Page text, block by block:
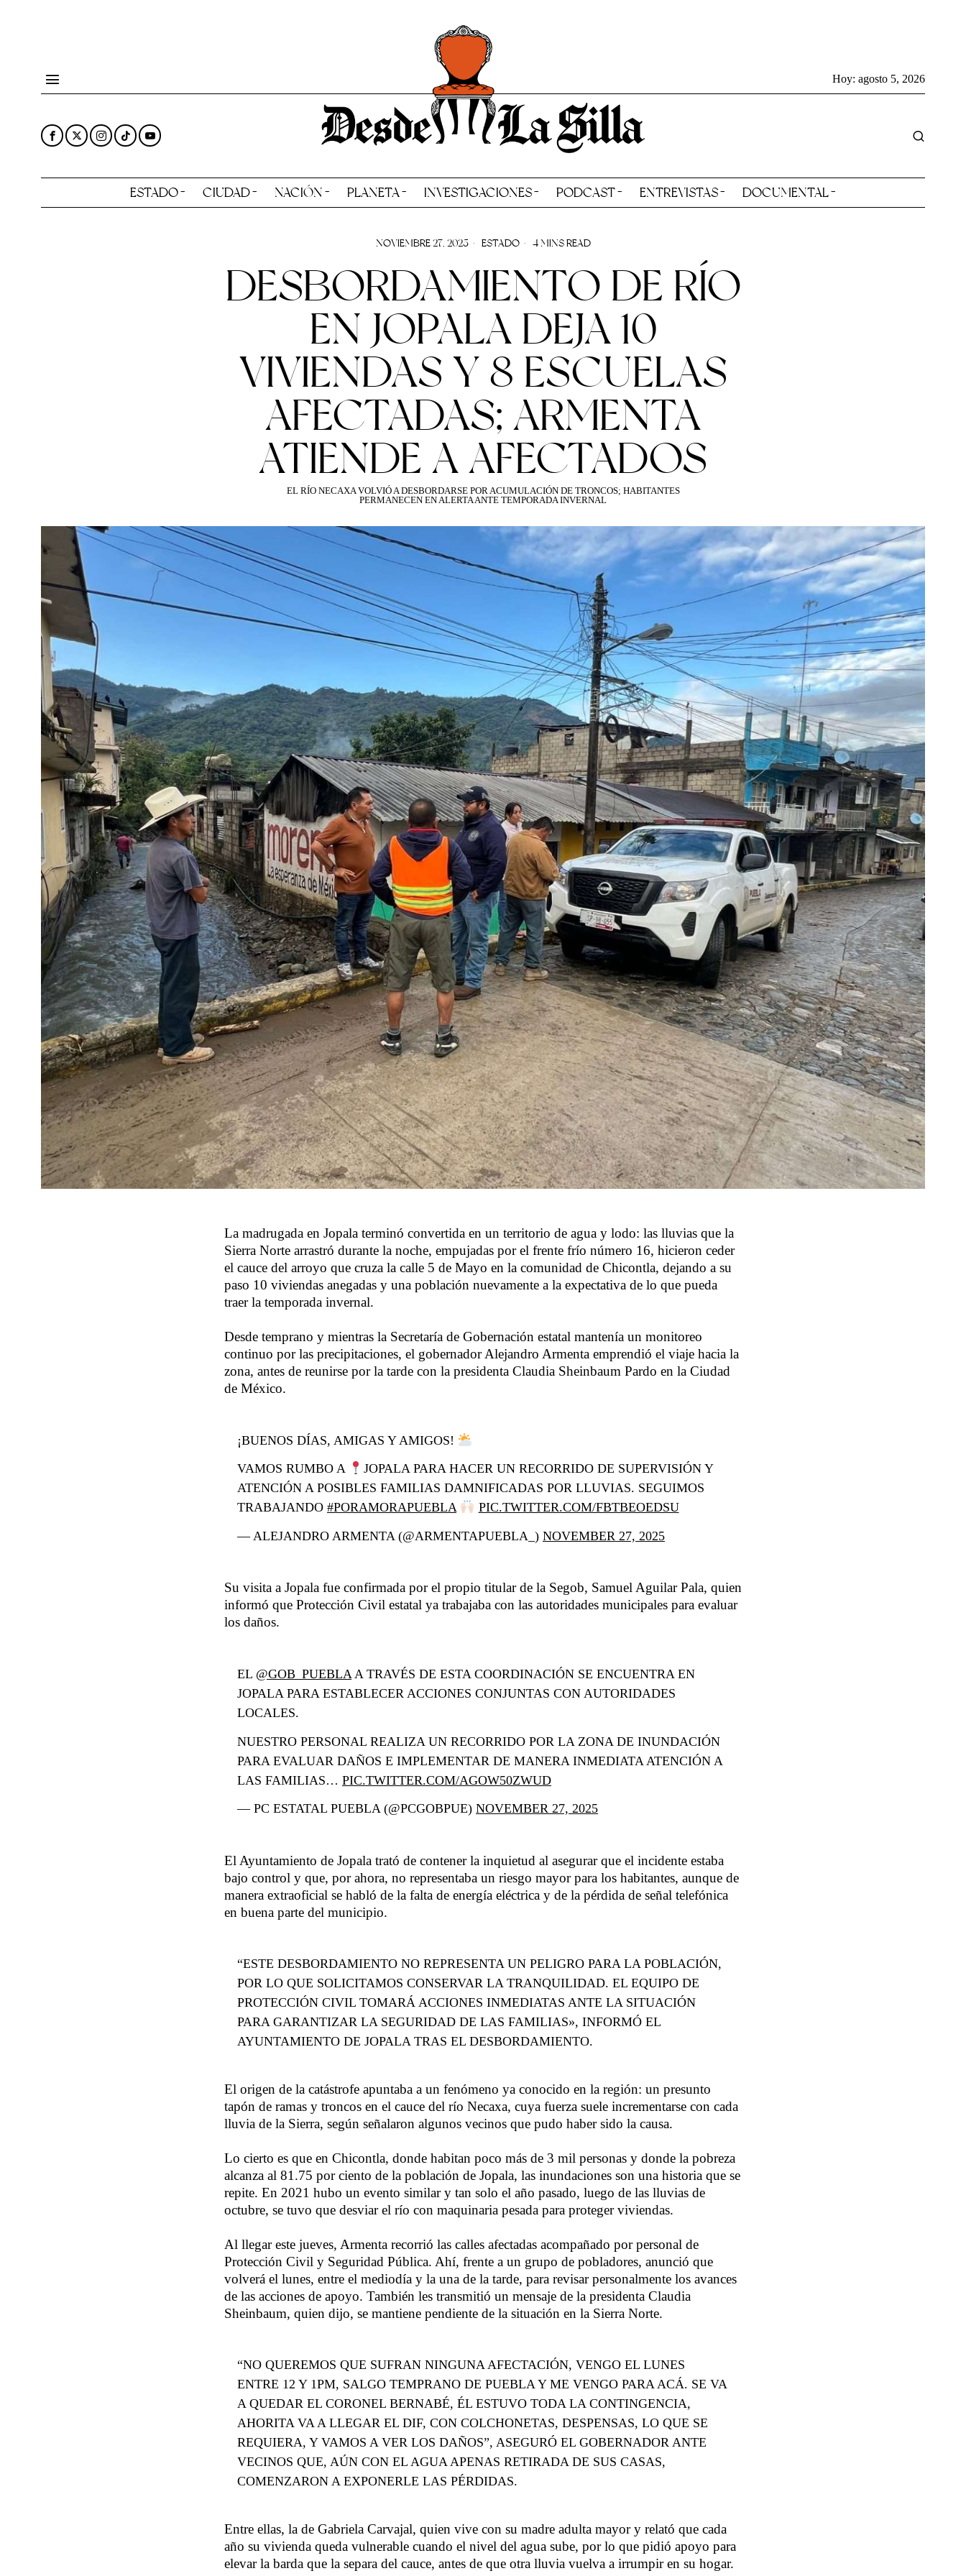
Hoy: agosto 5, 2026
ESTADO CIUDAD NACIÓN PLANETA INVESTIGACIONES PODCAST ENTREVISTAS DOCUMENTAL
NOVIEMBRE 27, 2025 ESTADO 4 MINS READ
DESBORDAMIENTO DE RÍO
EN JOPALA DEJA 10
VIVIENDAS Y 8 ESCUELAS
AFECTADAS; ARMENTA
ATIENDE A AFECTADOS
EL RÍO NECAXA VOLVIÓ A DESBORDARSE POR ACUMULACIÓN DE TRONCOS; HABITANTES
PERMANECEN EN ALERTA ANTE TEMPORADA INVERNAL
La madrugada en Jopala terminó convertida en un territorio de agua y lodo: las lluvias que la
Sierra Norte arrastró durante la noche, empujadas por el frente frío número 16, hicieron ceder
el cauce del arroyo que cruza la calle 5 de Mayo en la comunidad de Chicontla, dejando a su
paso 10 viviendas anegadas y una población nuevamente a la expectativa de lo que pueda
traer la temporada invernal.
Desde temprano y mientras la Secretaría de Gobernación estatal mantenía un monitoreo
continuo por las precipitaciones, el gobernador Alejandro Armenta emprendió el viaje hacia la
zona, antes de reunirse por la tarde con la presidenta Claudia Sheinbaum Pardo en la Ciudad
de México.
¡BUENOS DÍAS, AMIGAS Y AMIGOS!
VAMOS RUMBO A
JOPALA PARA HACER UN RECORRIDO DE SUPERVISIÓN Y
ATENCIÓN A POSIBLES FAMILIAS DAMNIFICADAS POR LLUVIAS. SEGUIMOS
TRABAJANDO #PORAMORAPUEBLA
PIC.TWITTER.COM/FBTBEOEDSU
— ALEJANDRO ARMENTA (@ARMENTAPUEBLA_) NOVEMBER 27, 2025
Su visita a Jopala fue confirmada por el propio titular de la Segob, Samuel Aguilar Pala, quien
informó que Protección Civil estatal ya trabajaba con las autoridades municipales para evaluar
los daños.
EL @GOB_PUEBLA A TRAVÉS DE ESTA COORDINACIÓN SE ENCUENTRA EN
JOPALA PARA ESTABLECER ACCIONES CONJUNTAS CON AUTORIDADES
LOCALES.
NUESTRO PERSONAL REALIZA UN RECORRIDO POR LA ZONA DE INUNDACIÓN
PARA EVALUAR DAÑOS E IMPLEMENTAR DE MANERA INMEDIATA ATENCIÓN A
LAS FAMILIAS… PIC.TWITTER.COM/AGOW50ZWUD
— PC ESTATAL PUEBLA (@PCGOBPUE) NOVEMBER 27, 2025
El Ayuntamiento de Jopala trató de contener la inquietud al asegurar que el incidente estaba
bajo control y que, por ahora, no representaba un riesgo mayor para los habitantes, aunque de
manera extraoficial se habló de la falta de energía eléctrica y de la pérdida de señal telefónica
en buena parte del municipio.
“ESTE DESBORDAMIENTO NO REPRESENTA UN PELIGRO PARA LA POBLACIÓN,
POR LO QUE SOLICITAMOS CONSERVAR LA TRANQUILIDAD. EL EQUIPO DE
PROTECCIÓN CIVIL TOMARÁ ACCIONES INMEDIATAS ANTE LA SITUACIÓN
PARA GARANTIZAR LA SEGURIDAD DE LAS FAMILIAS», INFORMÓ EL
AYUNTAMIENTO DE JOPALA TRAS EL DESBORDAMIENTO.
El origen de la catástrofe apuntaba a un fenómeno ya conocido en la región: un presunto
tapón de ramas y troncos en el cauce del río Necaxa, cuya fuerza suele incrementarse con cada
lluvia de la Sierra, según señalaron algunos vecinos que pudo haber sido la causa.
Lo cierto es que en Chicontla, donde habitan poco más de 3 mil personas y donde la pobreza
alcanza al 81.75 por ciento de la población de Jopala, las inundaciones son una historia que se
repite. En 2021 hubo un evento similar y tan solo el año pasado, luego de las lluvias de
octubre, se tuvo que desviar el río con maquinaria pesada para proteger viviendas.
Al llegar este jueves, Armenta recorrió las calles afectadas acompañado por personal de
Protección Civil y Seguridad Pública. Ahí, frente a un grupo de pobladores, anunció que
volverá el lunes, entre el mediodía y la una de la tarde, para revisar personalmente los avances
de las acciones de apoyo. También les transmitió un mensaje de la presidenta Claudia
Sheinbaum, quien dijo, se mantiene pendiente de la situación en la Sierra Norte.
“NO QUEREMOS QUE SUFRAN NINGUNA AFECTACIÓN, VENGO EL LUNES
ENTRE 12 Y 1PM, SALGO TEMPRANO DE PUEBLA Y ME VENGO PARA ACÁ. SE VA
A QUEDAR EL CORONEL BERNABÉ, ÉL ESTUVO TODA LA CONTINGENCIA,
AHORITA VA A LLEGAR EL DIF, CON COLCHONETAS, DESPENSAS, LO QUE SE
REQUIERA, Y VAMOS A VER LOS DAÑOS”, ASEGURÓ EL GOBERNADOR ANTE
VECINOS QUE, AÚN CON EL AGUA APENAS RETIRADA DE SUS CASAS,
COMENZARON A EXPONERLE LAS PÉRDIDAS.
Entre ellas, la de Gabriela Carvajal, quien vive con su madre adulta mayor y relató que cada
año su vivienda queda vulnerable cuando el nivel del agua sube, por lo que pidió apoyo para
elevar la barda que la separa del cauce, antes de que otra lluvia vuelva a irrumpir en su hogar.